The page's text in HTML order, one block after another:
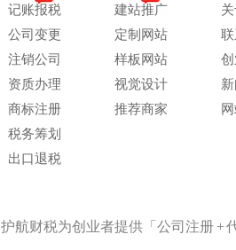
记账报税
公司变更
注销公司
资质办理
商标注册
税务筹划
出口退税
建站推广
定制网站
样板网站
视觉设计
推荐商家
护航财税为创业者提供「公司注册 +